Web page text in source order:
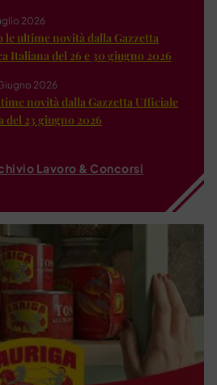
2026
le ultime novità dalla Gazzetta
Italiana del 26 e 30 giugno 2026
2026
novità dalla Gazzetta Ufficiale
del 23 giugno 2026
Lavoro & Concorsi